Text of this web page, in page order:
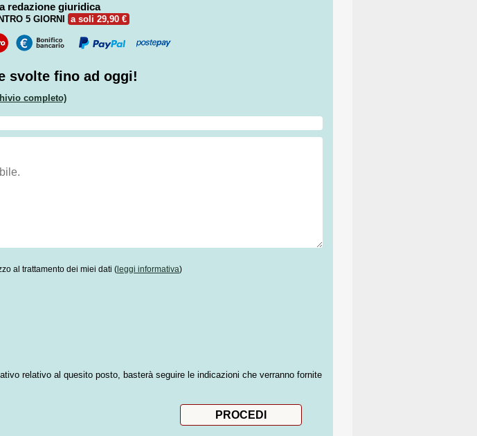
redazione giuridica
5 GIORNI a soli 29,90 €
svolte fino ad oggi!
completo)
al trattamento dei miei dati ( leggi informativa)
relativo al quesito posto, basterà seguire le indicazioni che verranno fornite